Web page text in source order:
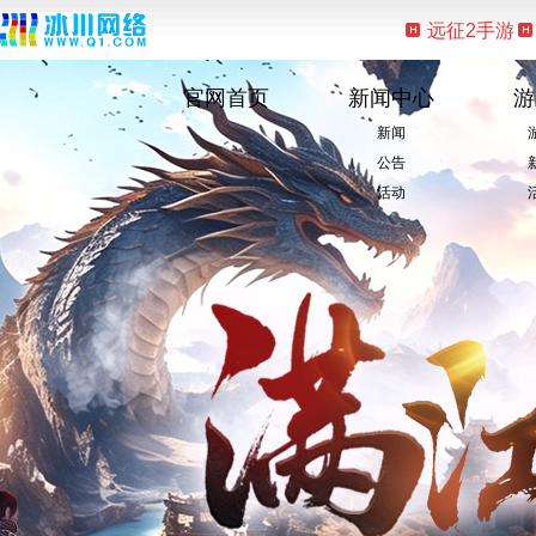
远征2手游
官网首页 新闻中心
新闻
公告
活动